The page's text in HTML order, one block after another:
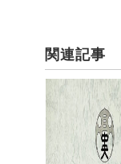
関連記事